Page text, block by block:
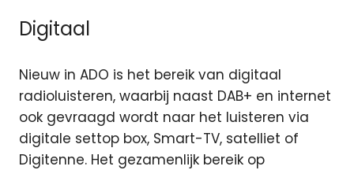
Digitaal
Nieuw in ADO is het bereik van digitaal
radioluisteren, waarbij naast DAB+ en internet
ook gevraagd wordt naar het luisteren via
digitale settop box, Smart-TV, satelliet of
Digitenne. Het gezamenlijk bereik op